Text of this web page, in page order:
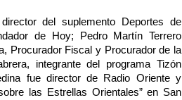
del suplemento Deportes de
de Hoy; Pedro Martín Terrero
Procurador Fiscal y Procurador de la
integrante del programa Tizón
fue director de Radio Oriente y
las Estrellas Orientales” en San